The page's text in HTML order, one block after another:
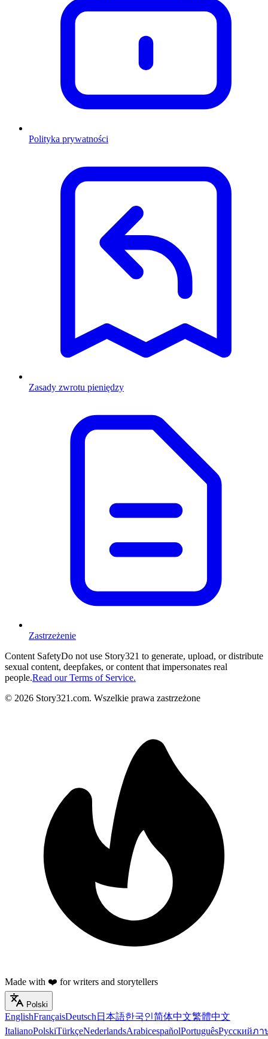
Polityka prywatności
Zasady zwrotu pieniędzy
Zastrzeżenie
Content SafetyDo not use Story321 to generate, upload, or distribute
sexual content, deepfakes, or content that impersonates real
people.Read our Terms of Service.
© 2026 Story321.com. Wszelkie prawa zastrzeżone
Made with ❤️ for writers and storytellers
Polski
EnglishFrançaisDeutsch 日本語한국인简体中文繁體中文
ItalianoPolskiTürkçeNederlandsArabicespañolPortuguêsРусскийภา